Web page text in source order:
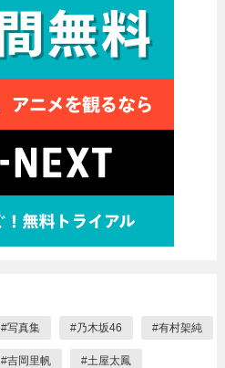
#写真集 #乃木坂46 #有村架純
#吉岡里帆 #土屋太鳳